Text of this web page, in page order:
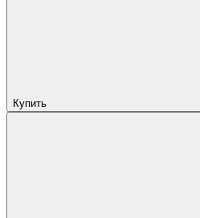
Купить